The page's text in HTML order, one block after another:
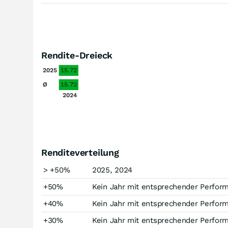
Rendite-Dreieck
2025 15.72
Ø
15.72
2024
Renditeverteilung
> +50%
2025, 2024
+50%
Kein Jahr mit entsprechender
+40%
Kein Jahr mit entsprechender
+30%
Kein Jahr mit entsprechender